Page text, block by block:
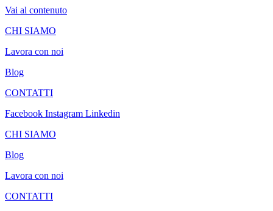
Vai al contenuto
CHI SIAMO
Lavora con noi
Blog
CONTATTI
Facebook Instagram Linkedin
CHI SIAMO
Blog
Lavora con noi
CONTATTI